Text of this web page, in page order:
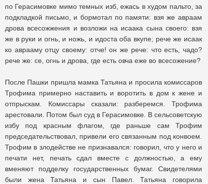
по Герасимовке мимо темных изб, ежась в худом пальто, за
подкладкой письмо, и бормотал по памяти: взя же авраам
дрова всесожжения и возложи на исаака сына своего: взя
же в руки и огнь, и ножь, и идоста оба вкупе; рече же исаак
ко аврааму отцу своему: отче! он же рече: что есть, чадо?
рече же: се, огнь и дрова, где есть овча еже во всесожение?
После Пашки пришла мамка Татьяна и просила комиссаров
Трофима примерно наставить и воротить в дом к жене и
отпрыскам. Комиссары сказали: разберемся. Трофима
арестовали. Потом был суд в Герасимовке. В сельсоветскую
избу под красным флагом, где раньше сам Трофим
председательствовал, привели его связанным под конвоем.
Трофим в злодействе не признавался: говорил, что у него и
печати нет, печать сдал вместе с должностью, а ему
вменяют подделку государственных бумаг. Свидетелями
были жена Татьяна и сын Павел. Татьяна говорила